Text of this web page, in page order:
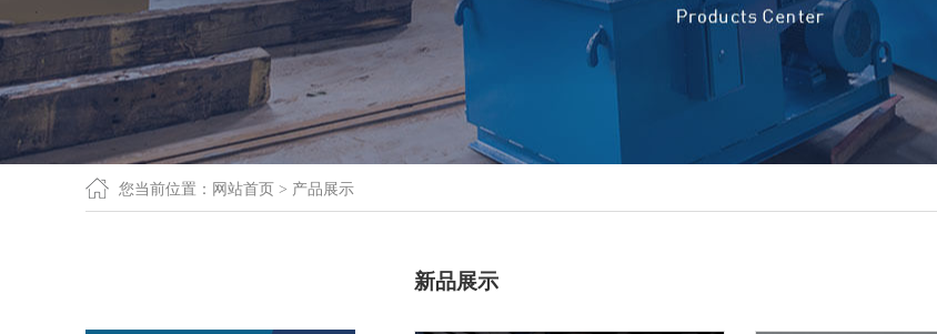
您当前位置： 网站首页 > 产品展示
新品展示